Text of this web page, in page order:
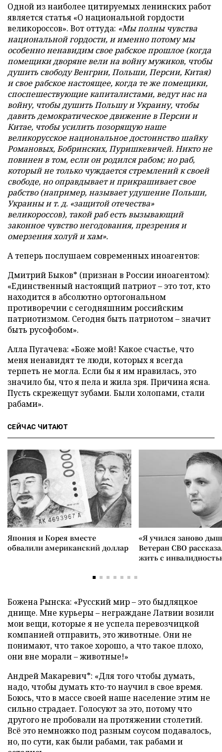
Одной из наиболее цитируемых ленинских работ
является статья «О национальной гордости
великороссов». Вот оттуда: «Мы полны чувства
национальной гордости, и именно потому мы
особенно ненавидим свое рабское прошлое (когда
помещики дворяне вели на войну мужиков, чтобы
душить свободу Венгрии, Польши, Персии, Китая)
и свое рабское настоящее, когда те же помещики,
споспешествующие капиталистами, ведут нас на
войну, чтобы душить Польшу и Украину, чтобы
давить демократическое движение в Персии и
Китае, чтобы усилить позорящую наше
великорусское национальное достоинство шайку
Романовых, Бобринских, Пуришкевичей. Никто не
повинен в том, если он родился рабом; но раб,
который не только чуждается стремлений к своей
свободе, но оправдывает и прикрашивает свое
рабство (например, называет удушение Польши,
Украины и т. д. «защитой отечества»
великороссов), такой раб есть вызывающий
законное чувство негодования, презрения и
омерзения холуй и хам».
А теперь послушаем современных иноагентов:
Дмитрий Быков* (признан в России иноагентом):
«Единственный настоящий патриот – это тот, кто
находится в абсолютно ортогональном
противоречии с сегодняшним российским
патриотизмом. Сегодня быть патриотом – значит
быть русофобом».
Алла Пугачева: «Боже мой! Какое счастье, что
меня ненавидят те люди, которых я всегда
терпеть не могла. Если бы я им нравилась, это
значило бы, что я пела и жила зря. Причина ясна.
Пусть скрежещут зубами. Были холопами, стали
рабами».
СЕЙЧАС ЧИТАЮТ
Япония и Корея вместе
обвалили американский доллар
«Я учился заново
Ветеран СВО
жить с
Божена Рынска: «Русский мир – это быдляцкое
днище. Мне курьеры – неграждане Латвии возили
мои вещи, которые я не успела перевозчицкой
компанией отправить, это животные. Они не
понимают, что такое хорошо, а что такое плохо,
они вне морали – животные!»
Андрей Макаревич*: «Для того чтобы думать,
надо, чтобы думать кто-то научил в свое время.
Боюсь, что в массе своей наше население этим не
сильно страдает. Голосуют за это, потому что
другого не пробовали на протяжении столетий.
Всё это немножко под разным соусом подавалось,
но, по сути, как были рабами, так рабами и